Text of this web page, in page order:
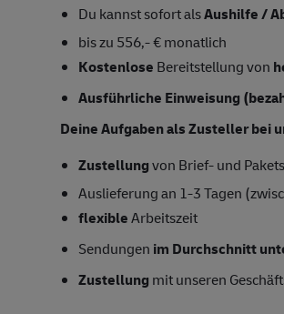
Du kannst sofort alsAushilfe /
bis zu 556,- € monatlich
Kostenlose Bereitstellung von
Ausführliche Einweisung
Deine Aufgaben als Zusteller bei
Zustellungvon Brief- und
Auslieferung an 1-3 Tagen
flexibleArbeitszeit
Sendungen im Durchschnitt
Zustellung mit unseren